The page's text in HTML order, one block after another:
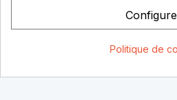
Un site
Politique de